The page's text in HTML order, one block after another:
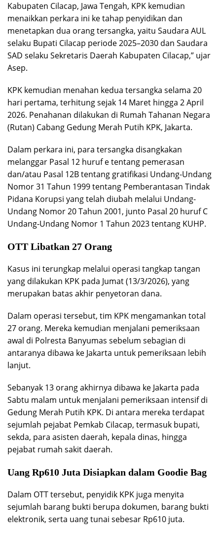
Kabupaten Cilacap, Jawa Tengah, KPK kemudian
menaikkan perkara ini ke tahap penyidikan dan
menetapkan dua orang tersangka, yaitu Saudara AUL
selaku Bupati Cilacap periode 2025–2030 dan Saudara
SAD selaku Sekretaris Daerah Kabupaten Cilacap,” ujar
Asep.
KPK kemudian menahan kedua tersangka selama 20
hari pertama, terhitung sejak 14 Maret hingga 2 April
2026. Penahanan dilakukan di Rumah Tahanan Negara
(Rutan) Cabang Gedung Merah Putih KPK, Jakarta.
Dalam perkara ini, para tersangka disangkakan
melanggar Pasal 12 huruf e tentang pemerasan
dan/atau Pasal 12B tentang gratifikasi Undang-Undang
Nomor 31 Tahun 1999 tentang Pemberantasan Tindak
Pidana Korupsi yang telah diubah melalui Undang-
Undang Nomor 20 Tahun 2001, junto Pasal 20 huruf C
Undang-Undang Nomor 1 Tahun 2023 tentang KUHP.
OTT Libatkan 27 Orang
Kasus ini terungkap melalui operasi tangkap tangan
yang dilakukan KPK pada Jumat (13/3/2026), yang
merupakan batas akhir penyetoran dana.
Dalam operasi tersebut, tim KPK mengamankan total
27 orang. Mereka kemudian menjalani pemeriksaan
awal di Polresta Banyumas sebelum sebagian di
antaranya dibawa ke Jakarta untuk pemeriksaan lebih
lanjut.
Sebanyak 13 orang akhirnya dibawa ke Jakarta pada
Sabtu malam untuk menjalani pemeriksaan intensif di
Gedung Merah Putih KPK. Di antara mereka terdapat
sejumlah pejabat Pemkab Cilacap, termasuk bupati,
sekda, para asisten daerah, kepala dinas, hingga
pejabat rumah sakit daerah.
Uang Rp610 Juta Disiapkan dalam Goodie Bag
Dalam OTT tersebut, penyidik KPK juga menyita
sejumlah barang bukti berupa dokumen, barang bukti
elektronik, serta uang tunai sebesar Rp610 juta.